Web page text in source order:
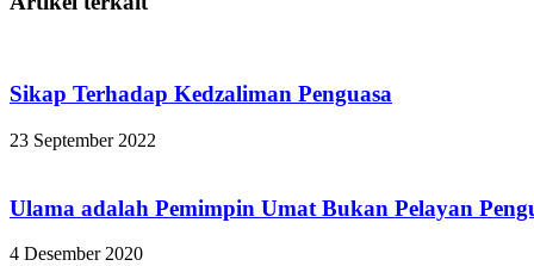
Sikap Terhadap Kedzaliman Penguasa
23 September 2022
Ulama adalah Pemimpin Umat Bukan Pelayan
4 Desember 2020